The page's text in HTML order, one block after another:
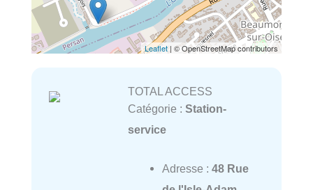
Leaflet | © OpenStreetMap contributors
TOTAL ACCESS
Catégorie : Station-
service
Adresse : 48 Rue